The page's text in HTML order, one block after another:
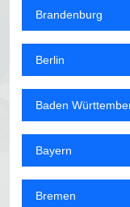
Brandenburg
Berlin
Baden
Bayern
Bremen